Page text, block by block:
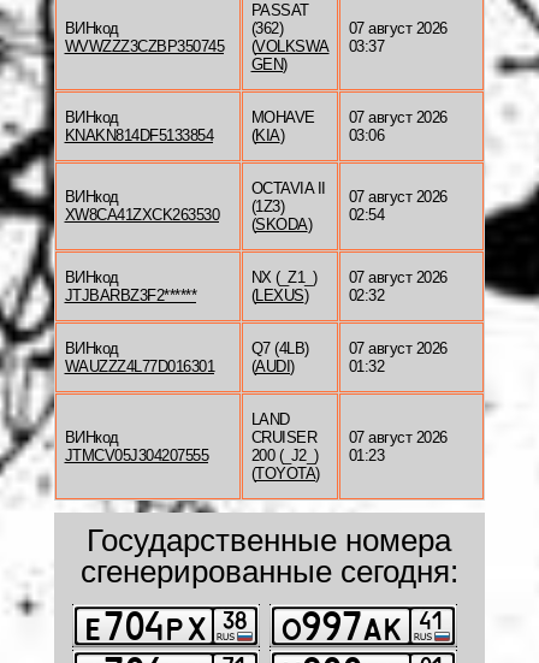
ВИНкод
WVWZZZ3CZBP350745
PASSAT
(362)
(VOLKSWA
GEN)
07 август 2026
03:37
ВИНкод
KNAKN814DF5133854
MOHAVE
(KIA)
07 август 2026
03:06
ВИНкод
XW8CA41ZXCK263530
OCTAVIA II
(1Z3)
(SKODA)
07 август 2026
02:54
ВИНкод
JTJBARBZ3F2******
NX (_Z1_)
(LEXUS)
07 август 2026
02:32
ВИНкод
WAUZZZ4L77D016301
Q7 (4LB)
(AUDI )
07 август 2026
01:32
ВИНкод
JTMCV05J304207555
LAND
CRUISER
200 (_J2_)
(TOYOTA)
07 август 2026
01:23
Государственные номера
сгенерированные сегодня: